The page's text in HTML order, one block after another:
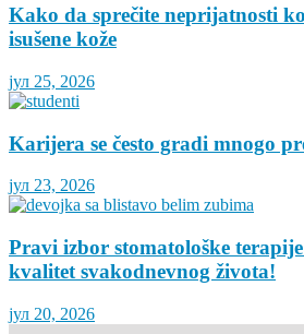
Kako da sprečite neprijatnosti
isušene kože
јул 25, 2026
Karijera se često gradi mnogo
јул 23, 2026
Pravi izbor stomatološke
kvalitet svakodnevnog života!
јул 20, 2026